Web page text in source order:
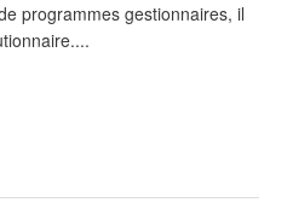
programmes gestionnaires, il